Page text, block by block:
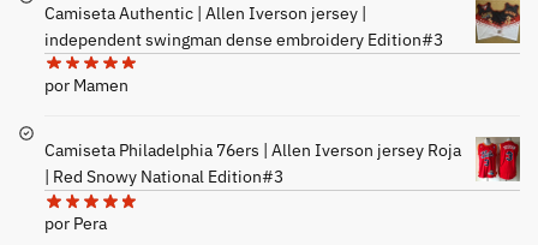
Camiseta Authentic | Allen Iverson jersey |
independent swingman dense embroidery Edition#3
por Mamen
Camiseta Philadelphia 76ers | Allen Iverson jersey Roja
| Red Snowy National Edition#3
por Pera